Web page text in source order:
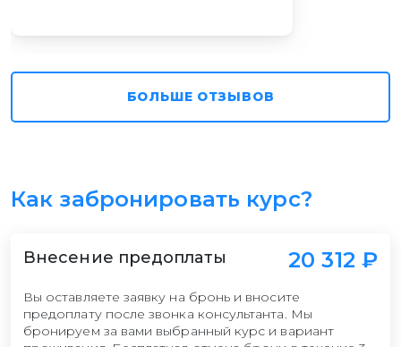
БОЛЬШЕ ОТЗЫВОВ
Как забронировать курс?
Внесение предоплаты 20 312 ₽
Вы оставляете заявку на бронь и вносите
предоплату после звонка консультанта. Мы
бронируем за вами выбранный курс и вариант